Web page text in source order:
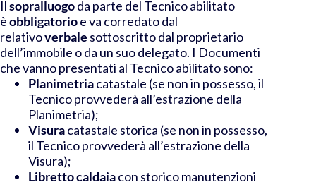
Ilsopralluogoda parte del Tecnico abilitato
èobbligatorioe va corredato dal
relativoverbale sottoscritto dal proprietario
dell’immobile o da un suo delegato. I Documenti
che vanno presentati al Tecnico abilitato sono:
Planimetriacatastale (se non in possesso, il
Tecnico provvederà all’estrazione della
Planimetria);
Visuracatastale storica (se non in possesso,
il Tecnico provvederà all’estrazione della
Visura);
Libretto caldaiacon storico manutenzioni